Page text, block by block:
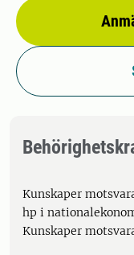
Kunskaper
hp i
Kunskaper